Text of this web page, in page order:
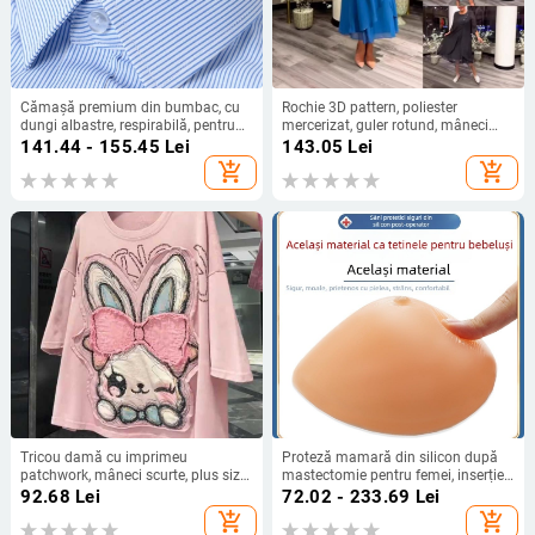
Cămașă premium din bumbac, cu
dungi albastre, respirabilă, pentru
birou, mărime plus
141.44 - 155.45 Lei
add_shopping_cart
Rochie 3D pattern, poliester
mercerizat, guler rotund, mâneci
3/4, croială A-line mid-length
143.05 Lei
add_shopping_cart
Tricou damă cu imprimeu
patchwork, mâneci scurte, plus size,
croială lejeră, vară 2025
92.68 Lei
add_shopping_cart
Proteză mamară din silicon după
mastectomie pentru femei, inserție
pentru sutien
72.02 - 233.69 Lei
add_shopping_cart